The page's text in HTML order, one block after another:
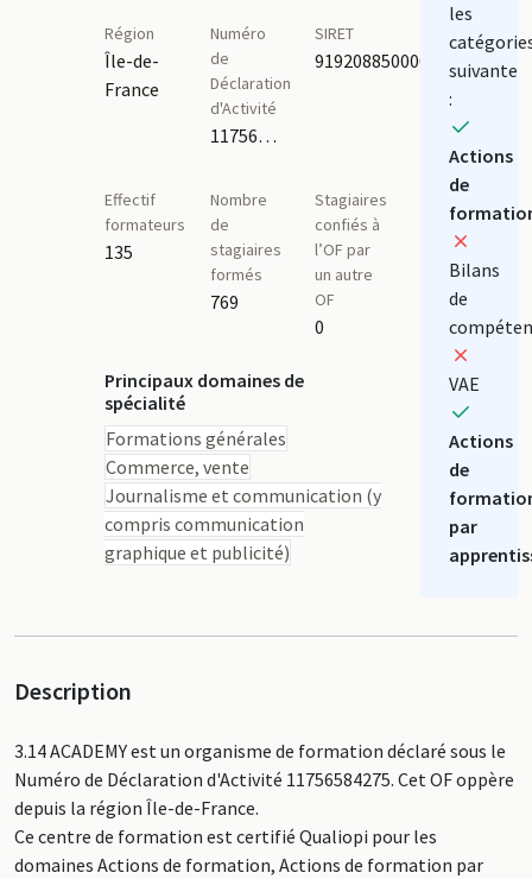
Région
Île-de-
France
Numéro
de
Déclaration
d'Activité
11756584275
SIRET
91920885000017
Effectif
formateurs
135
Nombre
de
stagiaires
formés
769
Stagiaires
confiés à
l’OF par
un autre
OF
0
Principaux domaines de
spécialité
Formations générales
Commerce, vente
Journalisme et communication (y
compris communication
graphique et publicité)
les
suivante
:
Actions
de
Bilans
de
VAE
Actions
de
par
Description
3.14 ACADEMY est un organisme de formation déclaré sous le
Numéro de Déclaration d'Activité 11756584275. Cet OF oppère
depuis la région Île-de-France.
Ce centre de formation est certifié Qualiopi pour les
domaines Actions de formation, Actions de formation par